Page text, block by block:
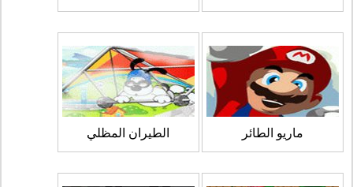
ماريو الطائر الطيران المظلي